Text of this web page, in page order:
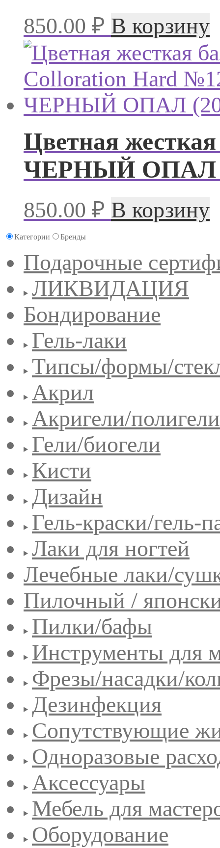
850.00 ₽ В корзину
Цветная
ЧЕРНЫЙ ОПАЛ
850.00 ₽ В корзину
Категории Бренды
Подарочные
ЛИКВИДАЦИЯ
Бондирование
Гель-лаки
Типсы/формы/
Акрил
Акригели/полигели
Гели/биогели
Кисти
Дизайн
Гель-краски/гель-
Лаки для ногтей
Лечебные лаки/
Пилочный /
Пилки/бафы
Инструменты для
Фрезы/насадки/
Дезинфекция
Сопутствующие
Одноразовые
Аксессуары
Мебель для
Оборудование